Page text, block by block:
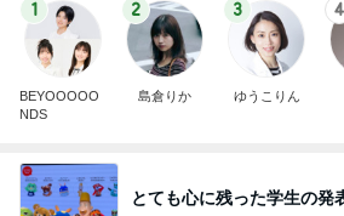
1
BEYOOOOO
NDS
2
島倉りか
3
ゆうこりん
4
とても心に残った学生の発